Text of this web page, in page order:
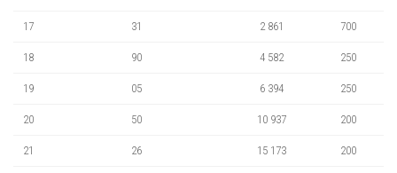
17 31 2 861 700
18 90 4 582 250
19 05 6 394 250
20 50 10 937 200
21 26 15 173 200